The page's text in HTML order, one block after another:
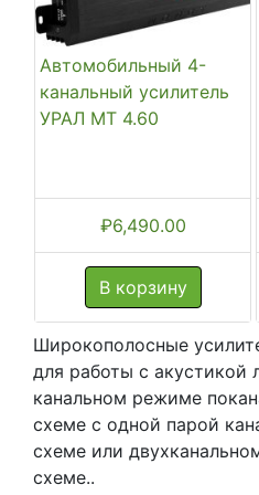
Автомобильный 4-
канальный усилитель
УРАЛ МТ 4.60
₽6,490.00
В корзину
Широкополосные
для работы с акустикой
канальном режиме
схеме с одной парой
схеме или
схеме..